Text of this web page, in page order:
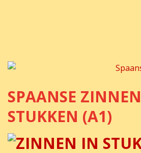
SPAANSE
STUKKEN (A1)